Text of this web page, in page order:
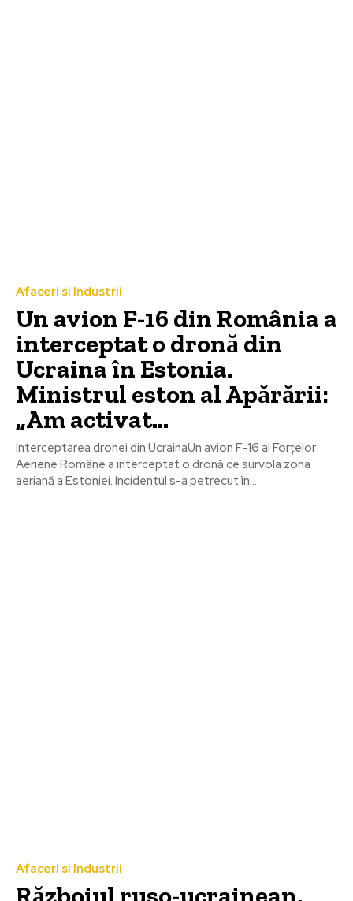
Afaceri si Industrii
Un avion F-16 din România a
interceptat o dronă din
Ucraina în Estonia.
Ministrul eston al Apărării:
„Am activat…
Interceptarea dronei din UcrainaUn avion F-16 al Forțelor
Aeriene Române a interceptat o dronă ce survola zona
aeriană a Estoniei. Incidentul s-a petrecut în...
Afaceri si Industrii